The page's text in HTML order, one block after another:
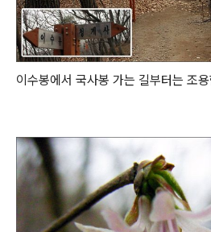
이수봉에서 국사봉 가는 길부터는 조